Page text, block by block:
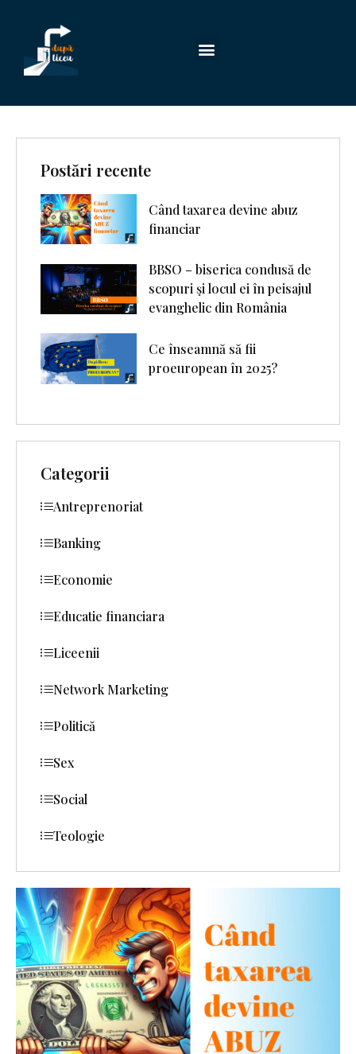
Postări recente
Când taxarea devine abuz
financiar
BBSO – biserica condusă de
scopuri şi locul ei în peisajul
evanghelic din România
Ce înseamnă să fii
proeuropean în 2025?
Categorii
Antreprenoriat
Banking
Economie
Educatie financiara
Liceenii
Network Marketing
Politică
Sex
Social
Teologie